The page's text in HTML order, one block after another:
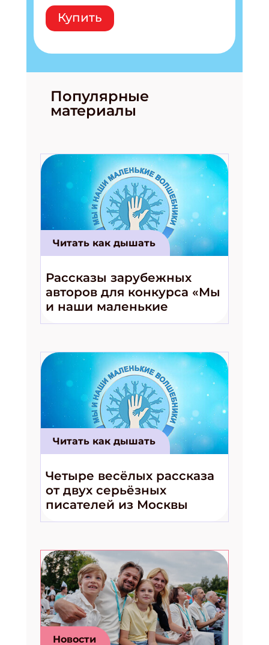
Купить
Популярные
материалы
Читать как дышать
Рассказы зарубежных
авторов для конкурса «Мы
и наши маленькие
волшебники!»
Читать как дышать
Четыре весёлых рассказа
от двух серьёзных
писателей из Москвы
Новости
Получи электронный "Классный журнал" в
подарок!
Укажите Ваш Email
ПОДПИСАТЬСЯ